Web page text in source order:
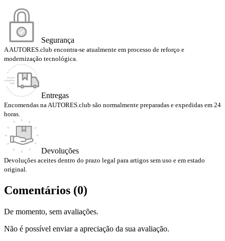
Segurança
A AUTORES.club encontra-se atualmente em processo de reforço e
modernização tecnológica.
Entregas
Encomendas na AUTORES.club são normalmente preparadas e expedidas em 24
horas.
Devoluções
Devoluções aceites dentro do prazo legal para artigos sem uso e em estado
original.
Comentários (0)
De momento, sem avaliações.
Não é possível enviar a apreciação da sua avaliação.